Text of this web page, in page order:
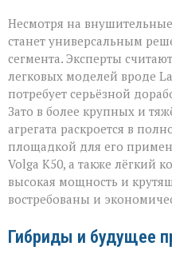
Несмотря на
станет универсальным
сегмента. Эксперты
легковых моделей вроде
потребует серьёзной
Зато в более крупных и
агрегата раскроется в
площадкой для его
Volga К50, а также лёгкий
высокая мощность и
востребованы и
Гибриды и будущее